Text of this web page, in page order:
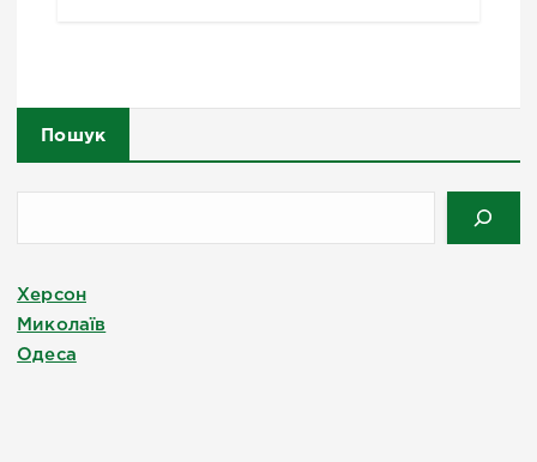
Пошук
Херсон
Миколаїв
Одеса